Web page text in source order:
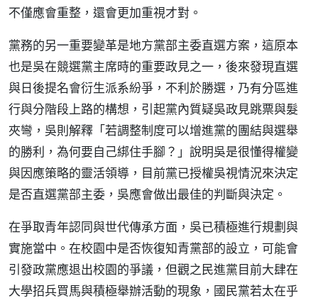
不僅應會重整，還會更加重視才對。
黨務的另一重要變革是地方黨部主委直選方案，這原本
也是吳在競選黨主席時的重要政見之一，後來發現直選
與日後提名會衍生派系紛爭，不利於勝選，乃有分區進
行與分階段上路的構想，引起黨內質疑吳政見跳票與髮
夾彎，吳則解釋「若調整制度可以增進黨的團結與選舉
的勝利，為何要自己綁住手腳？」說明吳是很懂得權變
與因應策略的靈活領導，目前黨已授權吳視情況來決定
是否直選黨部主委，吳應會做出最佳的判斷與決定。
在爭取青年認同與世代傳承方面，吳已積極進行規劃與
實施當中。在校園中是否恢復知青黨部的設立，可能會
引發政黨應退出校園的爭議，但觀之民進黨目前大肆在
大學招兵買馬與積極舉辦活動的現象，國民黨若太在乎